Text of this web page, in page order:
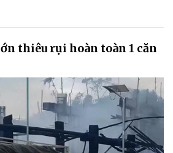
thiêu rụi hoàn toàn 1 căn